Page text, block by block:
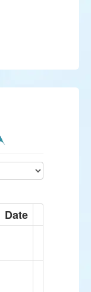
Date